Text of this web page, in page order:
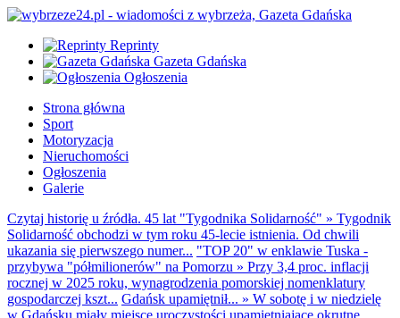
Reprinty
Gazeta Gdańska
Ogłoszenia
Strona główna
Sport
Motoryzacja
Nieruchomości
Ogłoszenia
Galerie
Czytaj historię u źródła. 45 lat "Tygodnika Solidarność" » Tygodnik
Solidarność obchodzi w tym roku 45-lecie istnienia. Od chwili
ukazania się pierwszego numer... "TOP 20" w enklawie Tuska -
przybywa "półmilionerów" na Pomorzu » Przy 3,4 proc. inflacji
rocznej w 2025 roku, wynagrodzenia pomorskiej nomenklatury
gospodarczej kszt... Gdańsk upamiętnił... » W sobotę i w niedzielę
w Gdańsku miały miejsce uroczystości upamiętniające okrutne